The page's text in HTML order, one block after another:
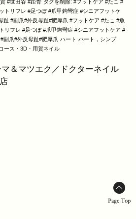
#世田谷 #距骨 タグを削除: #フットケア #たこ #
トリフレ #足つぼ #爪甲鉤彎症 #シニアフットケ
趾 #副爪#外反母趾#肥厚爪 #フットケア #たこ #魚
リフレ #足つぼ #爪甲鉤彎症 #シニアフットケア #
副爪#外反母趾#肥厚爪 ハート ハート，シンプ
ース・3D・用賀ネイル
＆マツエク／ドクターネイル
Page Top